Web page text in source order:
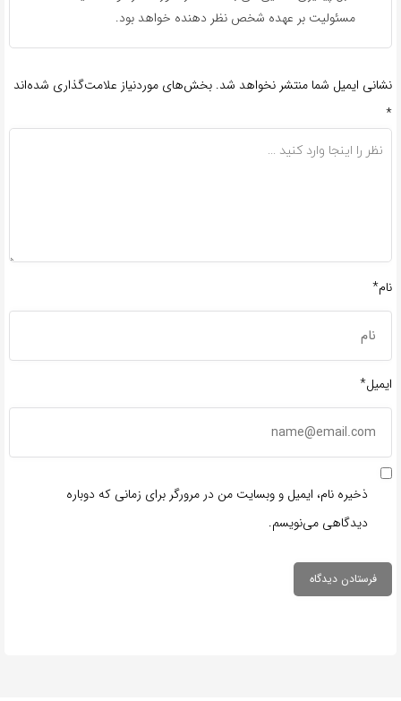
مسئولیت بر عهده شخص نظر دهنده خواهد بود.
نشانی ایمیل شما منتشر نخواهد شد. بخش‌های موردنیاز علامت‌گذاری شده‌اند
*
نام*
ایمیل*
ذخیره نام، ایمیل و وبسایت من در مرورگر برای زمانی که دوباره
دیدگاهی می‌نویسم.